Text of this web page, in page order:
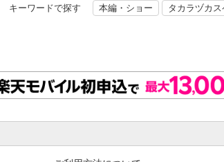
キーワードで探す 本編・ショー タカラヅカ